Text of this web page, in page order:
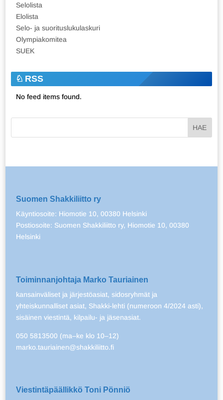
Selolista
Elolista
Selo- ja suorituslukulaskuri
Olympiakomitea
SUEK
RSS
No feed items found.
Suomen Shakkiliitto ry
Käyntiosoite: Hiomotie 10, 00380 Helsinki
Postiosoite: Suomen Shakkiliitto ry, Hiomotie 10, 00380
Helsinki
Toiminnanjohtaja Marko Tauriainen
kansainväliset ja järjestöasiat, sidosryhmät ja
yhteiskunnalliset asiat, Shakki-lehti (numeroon 4/2024 asti),
sisäinen viestintä, kilpailu- ja jäsenasiat.
050 5813500 (ma–ke klo 10–12)
marko.tauriainen@shakkiliitto.fi
Viestintäpäällikkö Toni Pönniö